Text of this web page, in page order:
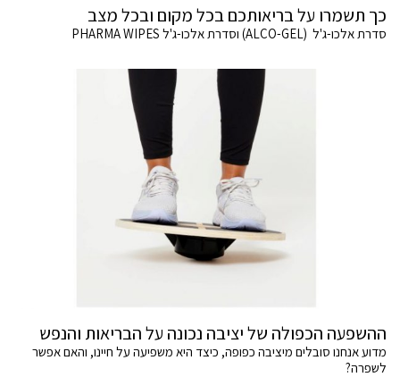
כך תשמרו על בריאותכם בכל מקום ובכל מצב
סדרת אלכו-ג'ל (ALCO-GEL) וסדרת אלכו-ג'ל PHARMA WIPES
ההשפעה הכפולה של יציבה נכונה על הבריאות והנפש
מדוע אנחנו סובלים מיציבה כפופה, כיצד היא משפיעה על חיינו, והאם אפשר
לשפרה?